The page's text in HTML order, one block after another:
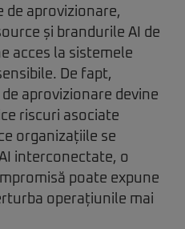
de aprovizionare,
și brandurile AI de
acces la sistemele
De fapt,
aprovizionare devine
riscuri asociate
organizațiile se
interconectate, o
poate expune
operațiunile mai